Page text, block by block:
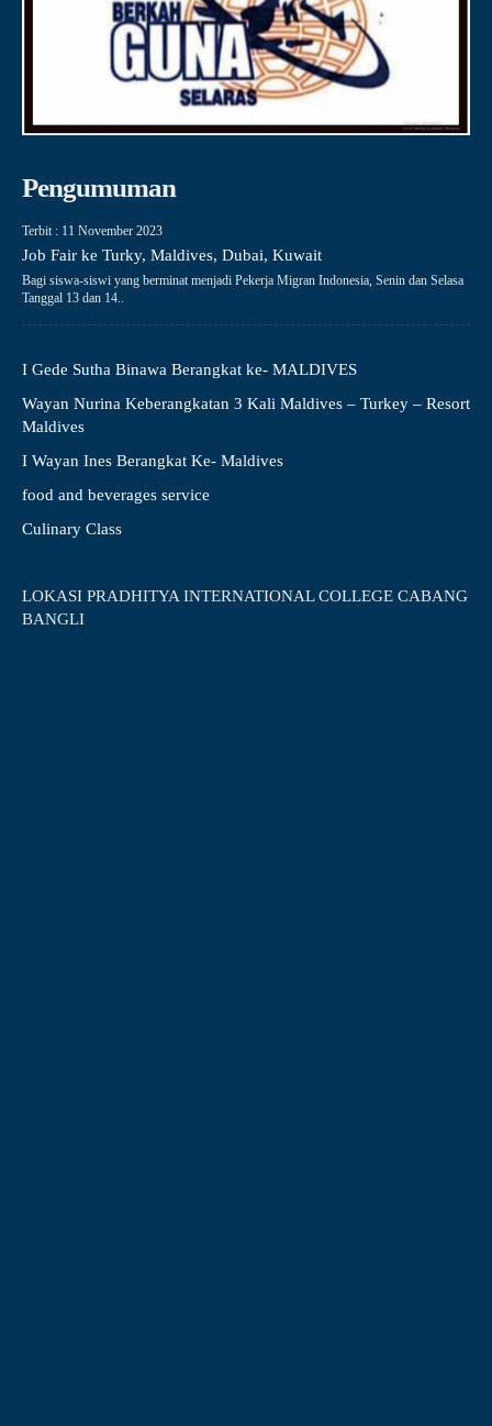
Pengumuman
Terbit : 11 November 2023
Job Fair ke Turky, Maldives, Dubai, Kuwait
Bagi siswa-siswi yang berminat menjadi Pekerja Migran Indonesia, Senin dan Selasa
Tanggal 13 dan 14..
I Gede Sutha Binawa Berangkat ke- MALDIVES
Wayan Nurina Keberangkatan 3 Kali Maldives – Turkey – Resort
Maldives
I Wayan Ines Berangkat Ke- Maldives
food and beverages service
Culinary Class
LOKASI PRADHITYA INTERNATIONAL COLLEGE CABANG
BANGLI